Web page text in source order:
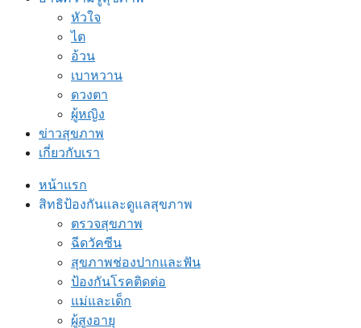
หัวใจ
ไต
อ้วน
เบาหวาน
ดวงตา
ผู้หญิง
ข่าวสุขภาพ
เกี่ยวกับเรา
หน้าแรก
สิทธิป้องกันและดูแลสุขภาพ
ตรวจสุขภาพ
ฉีดวัคซีน
สุขภาพช่องปากและฟัน
ป้องกันโรคติดต่อ
แม่และเด็ก
ผู้สูงอายุ